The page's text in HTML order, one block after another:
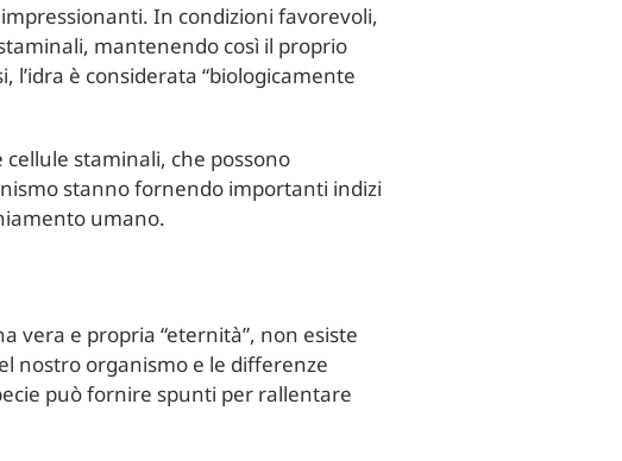
impressionanti. In condizioni favorevoli,
mantenendo così il proprio
è considerata “biologicamente
cellule staminali, che possono
stanno fornendo importanti indizi
umano.
vera e propria “eternità”, non esiste
nostro organismo e le differenze
può fornire spunti per rallentare